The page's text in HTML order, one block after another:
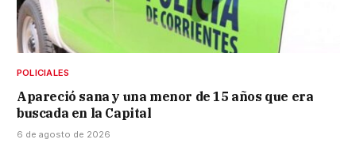
POLICIALES
Apareció sana y una menor de 15 años que era
buscada en la Capital
6 de agosto de 2026